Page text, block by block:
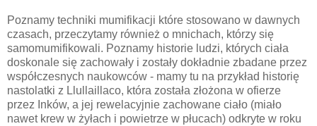
Poznamy techniki mumifikacji które stosowano w dawnych
czasach, przeczytamy również o mnichach, którzy się
samomumifikowali. Poznamy historie ludzi, których ciała
doskonale się zachowały i zostały dokładnie zbadane przez
współczesnych naukowców - mamy tu na przykład historię
nastolatki z Llullaillaco, która została złożona w ofierze
przez Inków, a jej rewelacyjnie zachowane ciało (miało
nawet krew w żyłach i powietrze w płucach) odkryte w roku